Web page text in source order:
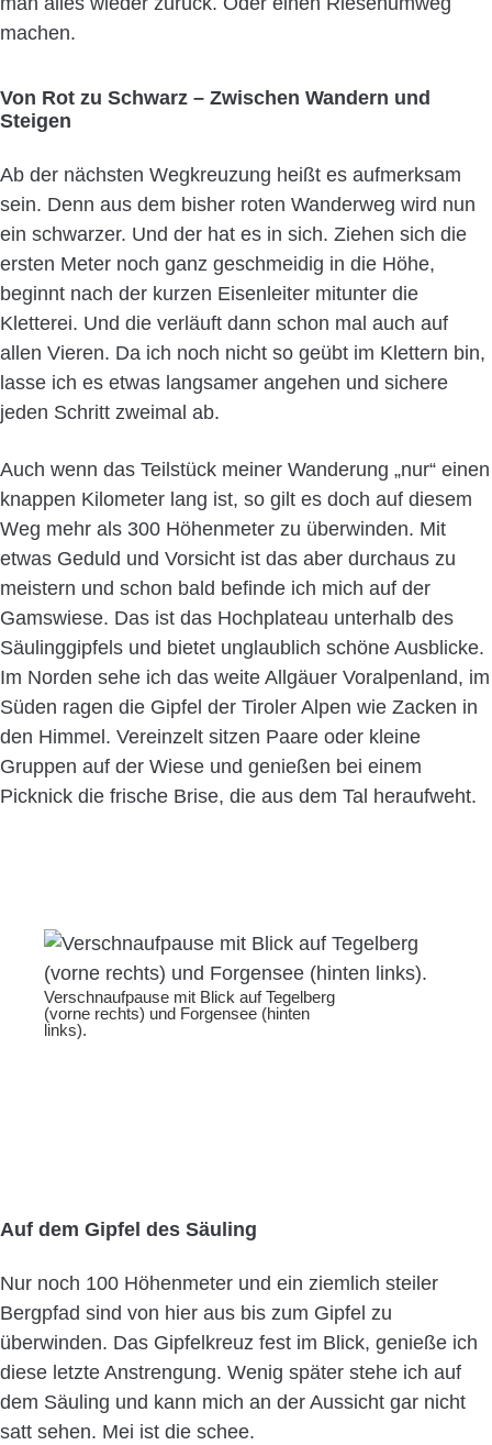
machen.
Von Rot zu Schwarz – Zwischen Wandern und
Steigen
Ab der nächsten Wegkreuzung heißt es aufmerksam
sein. Denn aus dem bisher roten Wanderweg wird nun
ein schwarzer. Und der hat es in sich. Ziehen sich die
ersten Meter noch ganz geschmeidig in die Höhe,
beginnt nach der kurzen Eisenleiter mitunter die
Kletterei. Und die verläuft dann schon mal auch auf
allen Vieren. Da ich noch nicht so geübt im Klettern bin,
lasse ich es etwas langsamer angehen und sichere
jeden Schritt zweimal ab.
Auch wenn das Teilstück meiner Wanderung „nur“ einen
knappen Kilometer lang ist, so gilt es doch auf diesem
Weg mehr als 300 Höhenmeter zu überwinden. Mit
etwas Geduld und Vorsicht ist das aber durchaus zu
meistern und schon bald befinde ich mich auf der
Gamswiese. Das ist das Hochplateau unterhalb des
Säulinggipfels und bietet unglaublich schöne Ausblicke.
Im Norden sehe ich das weite Allgäuer Voralpenland, im
Süden ragen die Gipfel der Tiroler Alpen wie Zacken in
den Himmel. Vereinzelt sitzen Paare oder kleine
Gruppen auf der Wiese und genießen bei einem
Picknick die frische Brise, die aus dem Tal heraufweht.
Verschnaufpause mit Blick auf Tegelberg
(vorne rechts) und Forgensee (hinten
links).
Auf dem Gipfel des Säuling
Nur noch 100 Höhenmeter und ein ziemlich steiler
Bergpfad sind von hier aus bis zum Gipfel zu
überwinden. Das Gipfelkreuz fest im Blick, genieße ich
diese letzte Anstrengung. Wenig später stehe ich auf
dem Säuling und kann mich an der Aussicht gar nicht
satt sehen. Mei ist die schee.